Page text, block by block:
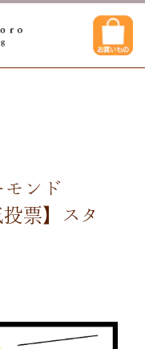
ンド
票】スタ